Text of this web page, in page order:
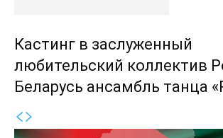
Кастинг в заслуженный
любительский коллектив
Беларусь ансамбль танца